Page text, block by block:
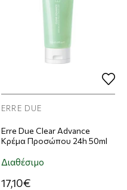
ERRE DUE
Erre Due Clear Advance
Κρέμα Προσώπου 24h 50ml
Διαθέσιμο
17,10€